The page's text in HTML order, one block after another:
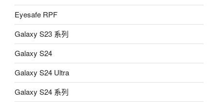
Eyesafe RPF
Galaxy S23 系列
Galaxy S24
Galaxy S24 Ultra
Galaxy S24 系列